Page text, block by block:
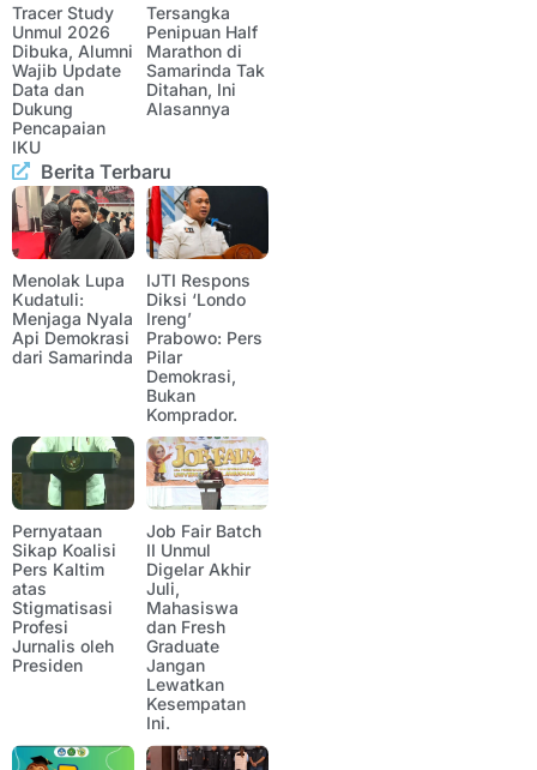
Tracer Study
Unmul 2026
Dibuka, Alumni
Wajib Update
Data dan
Dukung
Pencapaian
IKU
Tersangka
Penipuan Half
Marathon di
Samarinda Tak
Ditahan, Ini
Alasannya
Berita Terbaru
Menolak Lupa
Kudatuli:
Menjaga Nyala
Api Demokrasi
dari Samarinda
IJTI Respons
Diksi ‘Londo
Ireng’
Prabowo: Pers
Pilar
Demokrasi,
Bukan
Komprador.
Pernyataan
Sikap Koalisi
Pers Kaltim
atas
Stigmatisasi
Profesi
Jurnalis oleh
Presiden
Job Fair Batch
II Unmul
Digelar Akhir
Juli,
Mahasiswa
dan Fresh
Graduate
Jangan
Lewatkan
Kesempatan
Ini.